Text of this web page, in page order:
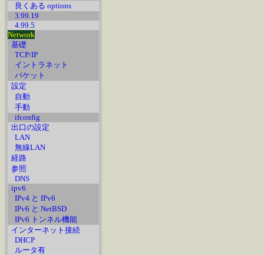
良くある options
3.99.19
4.99.5
Network
基礎
TCP/IP
イントラネット
パケット
設定
自動
手動
ifconfig
出口の設定
LAN
無線LAN
経路
参照
DNS
ipv6
IPv4 と IPv6
IPv6 と NetBSD
IPv6 トンネル機能
インターネット接続
DHCP
ルータ有